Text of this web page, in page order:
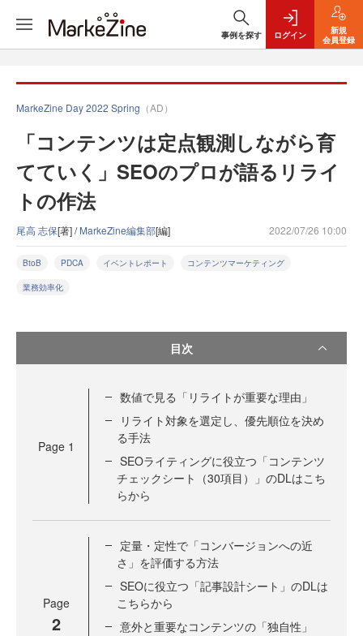
事例を探す ログイン
新規
会員登録
MarkeZine Day 2022 Spring （AD）
「コンテンツは定点観測しながら育
てていく」SEOのプロが語るリライ
トの作法
尾高 志保[著] /MarkeZine編集部[編] 2022/07/26 10:00
BtoB PDCA イベントレポート コンテンツマーケティング
業務効率化
目次
Page 1
数値で見る「リライトが重要な理由」
リライト対象を選定し、優先順位を決め
る手法
SEOライティングに役立つ「コンテンツ
チェックシート（30項目）」のDLはこち
らから
Page
2
定量・定性で「コンバージョンへの近
さ」を評価する方法
SEOに役立つ「記事設計シート」のDLは
こちらから
意外と重要なコンテンツの「独自性」